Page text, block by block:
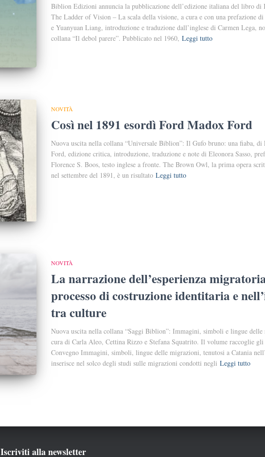
Biblion Edizioni annuncia la pubblicazione dell’edizione italiana del libro di
The Ladder of Vision ‒ La scala della visione, a cura e con una prefazione
e Yuanyuan Liang, introduzione e traduzione dall’inglese di Carmen Lega,
collana “Il debol parere”. Pubblicato nel 1960, Leggi tutto
NOVITÀ
Così nel 1891 esordì Ford Madox Ford
Nuova uscita nella collana “Universale Biblion”: Il Gufo bruno: una fiaba, di
Ford, edizione critica, introduzione, traduzione e note di Eleonora Sasso,
Florence S. Boos, testo inglese a fronte. The Brown Owl, la prima opera
nel settembre del 1891, è un risultato Leggi tutto
NOVITÀ
La narrazione dell’esperienza
processo di costruzione identitaria e
tra culture
Nuova uscita nella collana “Saggi Biblion”: Immagini, simboli e lingue
cura di Carla Aleo, Cettina Rizzo e Stefana Squatrito. Il volume raccoglie
Convegno Immagini, simboli, lingue delle migrazioni, tenutosi a Catania
inserisce nel solco degli studi sulle migrazioni condotti negli Leggi tutto
Iscriviti alla newsletter